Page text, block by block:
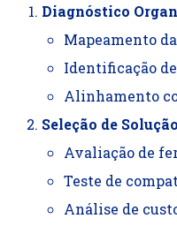
Diagnóstico
Mapeamento
Identificação
Alinhamento
Seleção de
Avaliação de
Teste de
Análise de